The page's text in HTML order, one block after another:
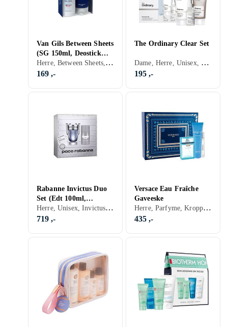
Van Gils Between Sheets
(SG 150ml, Deostick
75ml)
Herre, Between Sheets, Parfyme, Hårpleie, Kroppspleie
169 ,-
The Ordinary Clear Set
Dame, Herre, Unisex, Hudpleie
195 ,-
Rabanne Invictus Duo
Set (Edt 100ml,
Deodorant Stick 75ml)Herre, Unisex, Invictus, Parfyme
719 ,-
Versace Eau Fraîche
Gaveeske
Herre, Parfyme, Kroppspleie, Barbering
435 ,-